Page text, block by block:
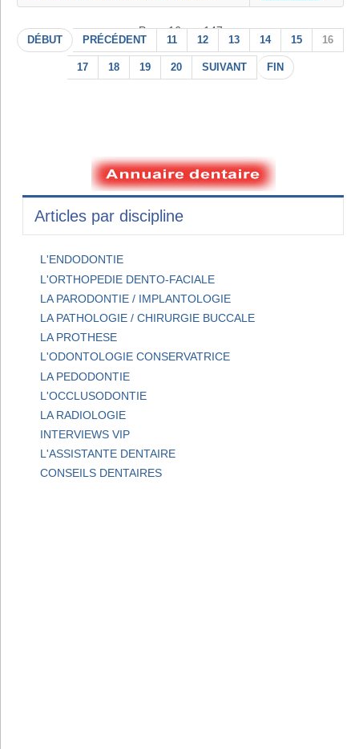
Page 16 sur 147
DÉBUT PRÉCÉDENT 11 12 13 14 15 16
17 18 19 20 SUIVANT FIN
Articles par discipline
L'ENDODONTIE
L'ORTHOPEDIE DENTO-FACIALE
LA PARODONTIE / IMPLANTOLOGIE
LA PATHOLOGIE / CHIRURGIE BUCCALE
LA PROTHESE
L'ODONTOLOGIE CONSERVATRICE
LA PEDODONTIE
L'OCCLUSODONTIE
LA RADIOLOGIE
INTERVIEWS VIP
L'ASSISTANTE DENTAIRE
CONSEILS DENTAIRES